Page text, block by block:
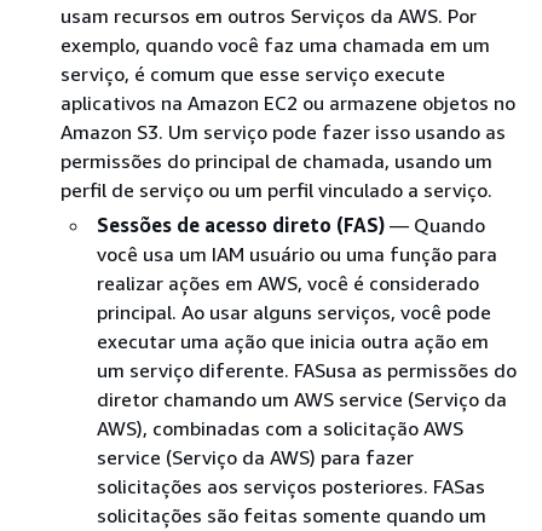
usam recursos em outros Serviços da AWS. Por
exemplo, quando você faz uma chamada em um
serviço, é comum que esse serviço execute
aplicativos na Amazon EC2 ou armazene objetos no
Amazon S3. Um serviço pode fazer isso usando as
permissões do principal de chamada, usando um
perfil de serviço ou um perfil vinculado a serviço.
Sessões de acesso direto (FAS) — Quando
você usa um IAM usuário ou uma função para
realizar ações em AWS, você é considerado
principal. Ao usar alguns serviços, você pode
executar uma ação que inicia outra ação em
um serviço diferente. FASusa as permissões do
diretor chamando um AWS service (Serviço da
AWS), combinadas com a solicitação AWS
service (Serviço da AWS) para fazer
solicitações aos serviços posteriores. FASas
solicitações são feitas somente quando um